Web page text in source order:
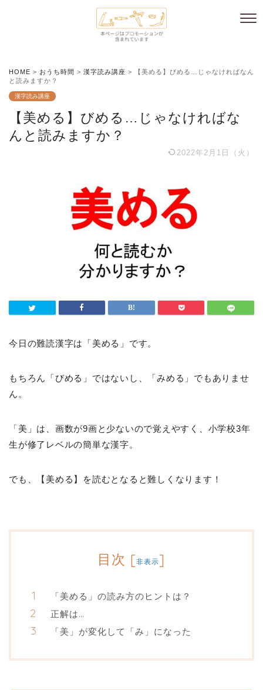
HOME > おうち時間 > 漢字読み講座 >
【美める】びめる…じゃなければなん
と読みますか？
漢字読み講座
【美める】びめる…じゃなければな
んと読みますか？
2022年2月1日（火）
今日の難読漢字は「美める」です。
もちろん「びめる」ではないし、「みめる」でもありませ
ん。
「美」は、画数が9画と少ないので覚えやすく、小学校3年
生が修了レベルの簡単な漢字。
でも、【美める】を読むとなると難しくなります！
目次 [非表示]
「美める」の読み方のヒントは？
正解は…
「美」が変化して「み」になった